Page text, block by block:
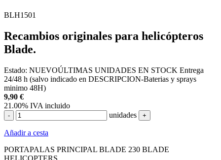
BLH1501
Recambios originales para helicópteros
Blade.
Estado: NUEVOÚLTIMAS UNIDADES EN STOCK Entrega
24/48 h (salvo indicado en DESCRIPCION-Baterias y sprays
minimo 48H)
9,90 €
21.00% IVA incluido
- unidades +
Añadir a cesta
PORTAPALAS PRINCIPAL BLADE 230 BLADE
HELICOPTERS